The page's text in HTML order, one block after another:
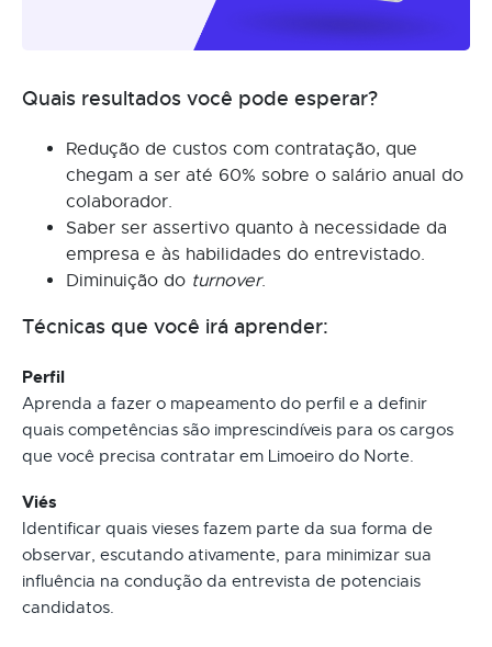
Quais resultados você pode esperar?
Redução de custos com contratação, que
chegam a ser até 60% sobre o salário anual do
colaborador.
Saber ser assertivo quanto à necessidade da
empresa e às habilidades do entrevistado.
Diminuição do turnover.
Técnicas que você irá aprender:
Perfil
Aprenda a fazer o mapeamento do perfil e a definir
quais competências são imprescindíveis para os cargos
que você precisa contratar em Limoeiro do Norte.
Viés
Identificar quais vieses fazem parte da sua forma de
observar, escutando ativamente, para minimizar sua
influência na condução da entrevista de potenciais
candidatos.